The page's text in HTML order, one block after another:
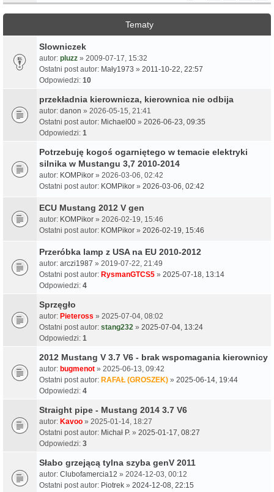
Tematy
Slowniczek
autor: pluzz » 2009-07-17, 15:32
Ostatni post autor: Mały1973 » 2011-10-22, 22:57
Odpowiedzi: 10
przekładnia kierownicza, kierownica nie odbija
autor: danon » 2026-05-15, 21:41
Ostatni post autor: Michael00 » 2026-06-23, 09:35
Odpowiedzi: 1
Potrzebuję kogoś ogarniętego w temacie elektryki
silnika w Mustangu 3,7 2010-2014
autor: KOMPikor » 2026-03-06, 02:42
Ostatni post autor: KOMPikor » 2026-03-06, 02:42
ECU Mustang 2012 V gen
autor: KOMPikor » 2026-02-19, 15:46
Ostatni post autor: KOMPikor » 2026-02-19, 15:46
Przeróbka lamp z USA na EU 2010-2012
autor: arczi1987 » 2019-07-22, 21:49
Ostatni post autor: RysmanGTCS5 » 2025-07-18, 13:14
Odpowiedzi: 4
Sprzęgło
autor: Pieteross » 2025-07-04, 08:02
Ostatni post autor: stang232 » 2025-07-04, 13:24
Odpowiedzi: 1
2012 Mustang V 3.7 V6 - brak wspomagania kierownicy
autor: bugmenot » 2025-06-13, 09:42
Ostatni post autor: RAFAŁ (GROSZEK) » 2025-06-14, 19:44
Odpowiedzi: 4
Straight pipe - Mustang 2014 3.7 V6
autor: Kavoo » 2025-01-14, 18:27
Ostatni post autor: Michał P. » 2025-01-17, 08:27
Odpowiedzi: 3
Słabo grzejącą tylna szyba genV 2011
autor: Clubofamercia12 » 2024-12-03, 00:12
Ostatni post autor: Piotrek » 2024-12-08, 22:15